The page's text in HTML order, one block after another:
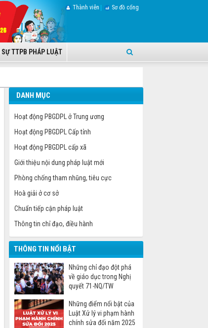
SỰ TTPB PHÁP LUẬT
Thành viên Sơ đồ cổng
DANH MỤC
Hoạt động PBGDPL ở Trung ương
Hoạt động PBGDPL Cấp tỉnh
Hoạt động PBGDPL cấp xã
Giới thiệu nội dung pháp luật mới
Phòng chống tham nhũng, tiêu cực
Hoà giải ở cơ sở
Chuẩn tiếp cận pháp luật
Thông tin chỉ đạo, điều hành
THÔNG TIN NỔI BẬT
Những chỉ đạo đột phá
về giáo dục trong Nghị
quyết 71-NQ/TW
Những điểm nổi bật của
Luật Xử lý vi phạm hành
chính sửa đổi năm 2025